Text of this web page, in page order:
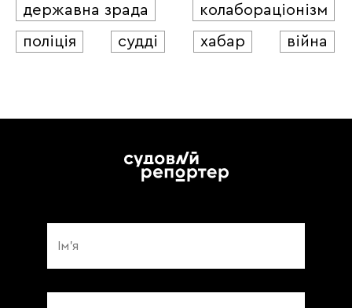
державна зрада
колабораціонізм
поліція
судді хабар війна